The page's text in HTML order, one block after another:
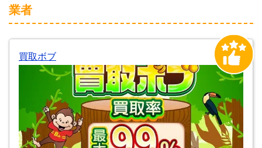
業者
買取ボブ